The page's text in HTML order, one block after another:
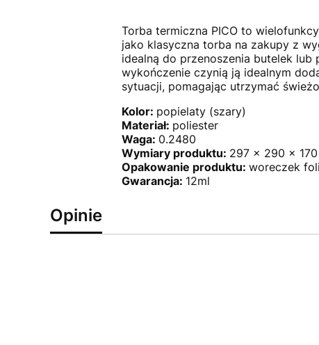
Torba termiczna PICO to
jako klasyczna torba na zakupy z
idealną do przenoszenia butelek
wykończenie czynią ją idealnym
sytuacji, pomagając utrzymać
Kolor: popielaty (szary)
Materiał: poliester
Waga: 0.2480
Wymiary produktu: 297 x 290 x 170
Opakowanie produktu: woreczek
Gwarancja: 12ml
Opinie